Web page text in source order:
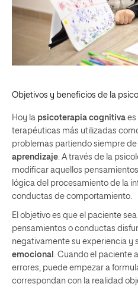
Objetivos y beneficios de la
Hoy la psicoterapia cognitiva es
terapéuticas más utilizadas
problemas partiendo siempre de
aprendizaje . A través de la
modificar aquellos
lógica del procesamiento de la
conductas de comportamiento.
El objetivo es que el paciente
pensamientos o conductas
negativamente su experiencia y
emocional
. Cuando el paciente
errores, puede empezar a
correspondan con la realidad